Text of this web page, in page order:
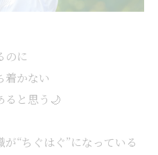
のに
着かない
ると思う🌙
“ちぐはぐ”になっている